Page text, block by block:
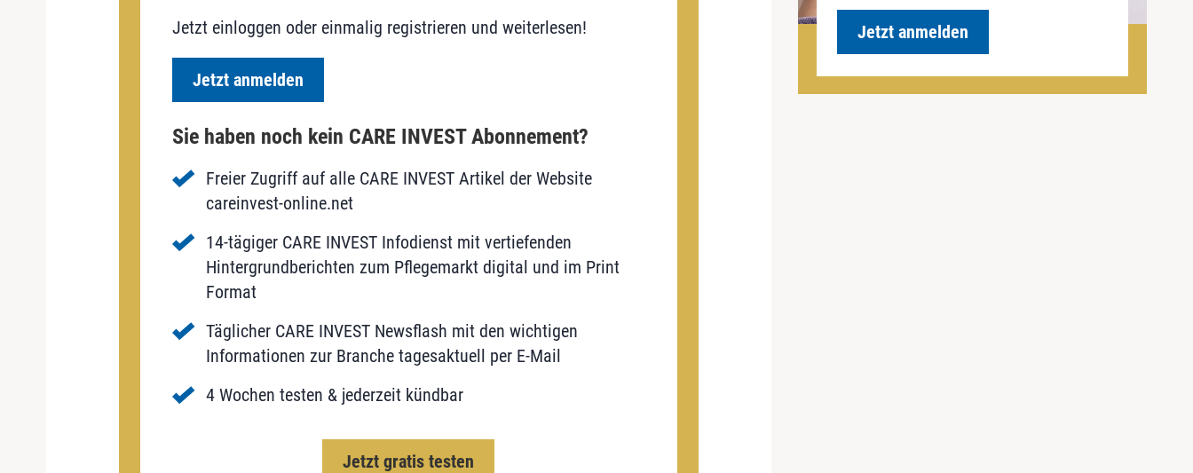
Jetzt einloggen oder einmalig registrieren und weiterlesen!
Jetzt anmelden
Sie haben noch kein CARE INVEST Abonnement?
Freier Zugriff auf alle CARE INVEST Artikel der Website
careinvest-online.net
14-tägiger CARE INVEST Infodienst mit vertiefenden
Hintergrundberichten zum Pflegemarkt digital und im Print
Format
Täglicher CARE INVEST Newsflash mit den wichtigen
Informationen zur Branche tagesaktuell per E-Mail
4 Wochen testen & jederzeit kündbar
Jetzt gratis testen
Jetzt anmelden